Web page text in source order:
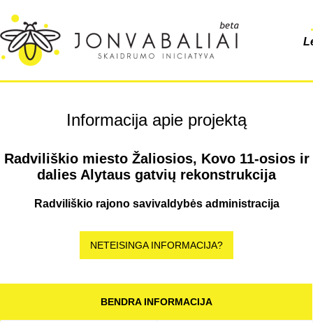
Informacija apie projektą
Radviliškio miesto Žaliosios, Kovo 11-osios ir
dalies Alytaus gatvių rekonstrukcija
Radviliškio rajono savivaldybės administracija
NETEISINGA INFORMACIJA?
BENDRA INFORMACIJA